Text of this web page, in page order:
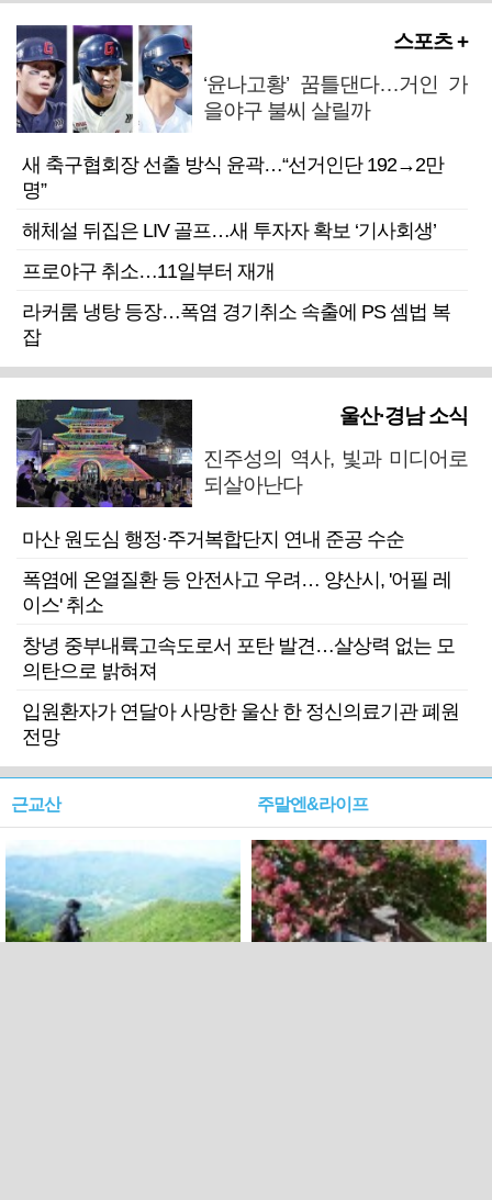
스포츠 +
‘윤나고황’ 꿈틀댄다…거인 가
을야구 불씨 살릴까
새 축구협회장 선출 방식 윤곽…“선거인단 192→2만
명”
해체설 뒤집은 LIV 골프…새 투자자 확보 ‘기사회생’
프로야구 취소…11일부터 재개
라커룸 냉탕 등장…폭염 경기취소 속출에 PS 셈법 복
잡
울산·경남 소식
진주성의 역사, 빛과 미디어로
되살아난다
마산 원도심 행정·주거복합단지 연내 준공 수순
폭염에 온열질환 등 안전사고 우려… 양산시, '어필 레
이스' 취소
창녕 중부내륙고속도로서 포탄 발견…살상력 없는 모
의탄으로 밝혀져
입원환자가 연달아 사망한 울산 한 정신의료기관 폐원
전망
근교산 주말엔&라이프